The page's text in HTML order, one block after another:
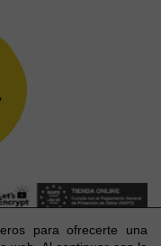
para ofrecerte una